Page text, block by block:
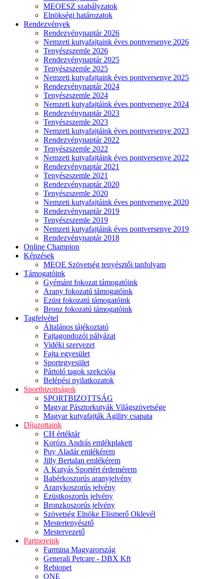
MEOESZ szabályzatok
Elnökségi határozatok
Rendezvények
Rendezvénynaptár 2026
Nemzeti kutyafajtaink éves pontversenye 2026
Tenyészszemle 2026
Rendezvénynaptár 2025
Tenyészszemle 2025
Nemzeti kutyafajtaink éves pontversenye 2025
Rendezvénynaptár 2024
Tenyészszemle 2024
Nemzeti kutyafajtáink éves pontversenye 2024
Rendezvénynaptár 2023
Tenyészszemle 2023
Nemzeti kutyafajtáink éves pontversenye 2023
Rendezvénynaptár 2022
Tenyészszemle 2022
Nemzeti kutyafajtáink éves pontversenye 2022
Rendezvénynaptár 2021
Tenyészszemle 2021
Rendezvénynaptár 2020
Tenyészszemle 2020
Nemzeti kutyafajtáink éves pontversenye 2020
Rendezvénynaptár 2019
Tenyészszemle 2019
Nemzeti kutyafajtáink éves pontversenye 2019
Rendezvénynaptár 2018
Online Champion
Képzések
MEOE Szövetség tenyésztői tanfolyam
Támogatóink
Gyémánt fokozat támogatóink
Arany fokozatú támogatóink
Ezüst fokozatú támogatóink
Bronz fokozatú támogatóink
Tagfelvétel
Általános tájékoztató
Fajtagondozói pályázat
Vidéki szervezet
Fajta egyesület
Sportegyesület
Pártoló tagok szekciója
Belépési nyilatkozatok
Sportbizottságok
SPORTBIZOTTSÁG
Magyar Pásztorkutyák Világszövetsége
Magyar kutyafajták Agility csapata
Díjazottaink
CH értéktár
Korózs András emlékplakett
Puy Aladár emlékérem
Jilly Bertalan emlékérem
A Kutyás Sportért érdemérem
Babérkoszorús aranyjelvény
Aranykoszorús jelvény
Ezüstkoszorús jelvény
Bronzkoszorús jelvény
Szövetség Elnöke Elismerő Oklevél
Mestertenyésztő
Mestervezető
Partnereink
Farmina Magyarország
Generali Petcare - DBX Kft
Rebiopet
ONE